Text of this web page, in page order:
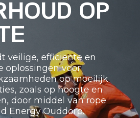
OP
veilige, efficiënte en
oplossingen voor
op moeilijk
zoals op hoogte en
door middel van rope
Energy Ouddorp.